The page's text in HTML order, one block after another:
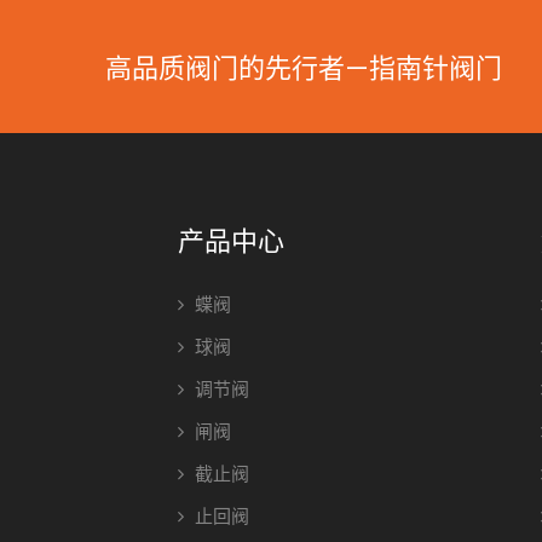
高品质阀门的先行者—指南针阀门
产品中心
蝶阀
球阀
调节阀
闸阀
截止阀
止回阀